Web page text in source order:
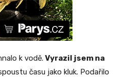
k vodě. Vyrazil jsem na
času jako kluk. Podařilo